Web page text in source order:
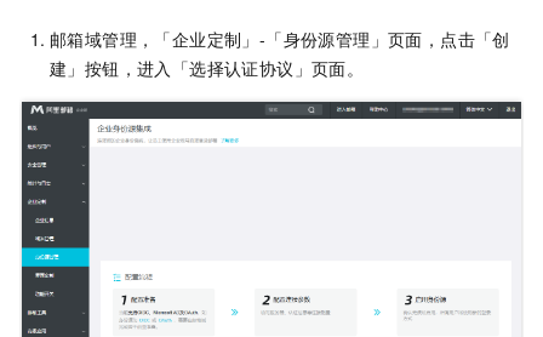
邮箱域管理，「企业定制」-「身份源管理」页面，点击「创
建」按钮，进入「选择认证协议」页面。